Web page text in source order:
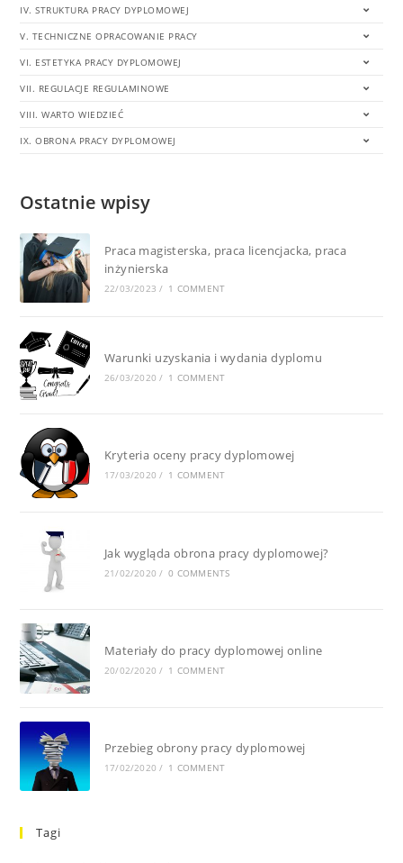
IV. STRUKTURA PRACY DYPLOMOWEJ
V. TECHNICZNE OPRACOWANIE PRACY
VI. ESTETYKA PRACY DYPLOMOWEJ
VII. REGULACJE REGULAMINOWE
VIII. WARTO WIEDZIEĆ
IX. OBRONA PRACY DYPLOMOWEJ
Ostatnie wpisy
Praca magisterska, praca licencjacka, praca
inżynierska
22/03/2023 / 1 COMMENT
Warunki uzyskania i wydania dyplomu
26/03/2020 / 1 COMMENT
Kryteria oceny pracy dyplomowej
17/03/2020 / 1 COMMENT
Jak wygląda obrona pracy dyplomowej?
21/02/2020 / 0 COMMENTS
Materiały do pracy dyplomowej online
20/02/2020 / 1 COMMENT
Przebieg obrony pracy dyplomowej
17/02/2020 / 1 COMMENT
Tagi